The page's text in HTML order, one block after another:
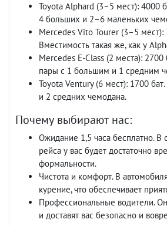
Toyota Alphard (3–5 мест): 4000
4 больших и 2–6 маленьких
Mercedes Vito Tourer (3–5 мест):
Вместимость такая же, как у
Mercedes E-Class (2 места): 2700
пары с 1 большим и 1 средним
Toyota Ventury (6 мест): 1700
и 2 средних чемодана.
Почему выбирают нас:
Ожидание 1,5 часа бесплатно. В
рейса у вас будет достаточно
формальности.
Чистота и комфорт. В
курение, что обеспечивает
Профессиональные водители.
и доставят вас безопасно и